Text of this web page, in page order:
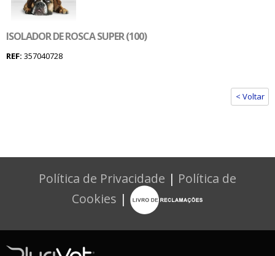
ISOLADOR DE ROSCA SUPER (100)
REF: 357040728
< Voltar
Política de Privacidade | Política de
Cookies |